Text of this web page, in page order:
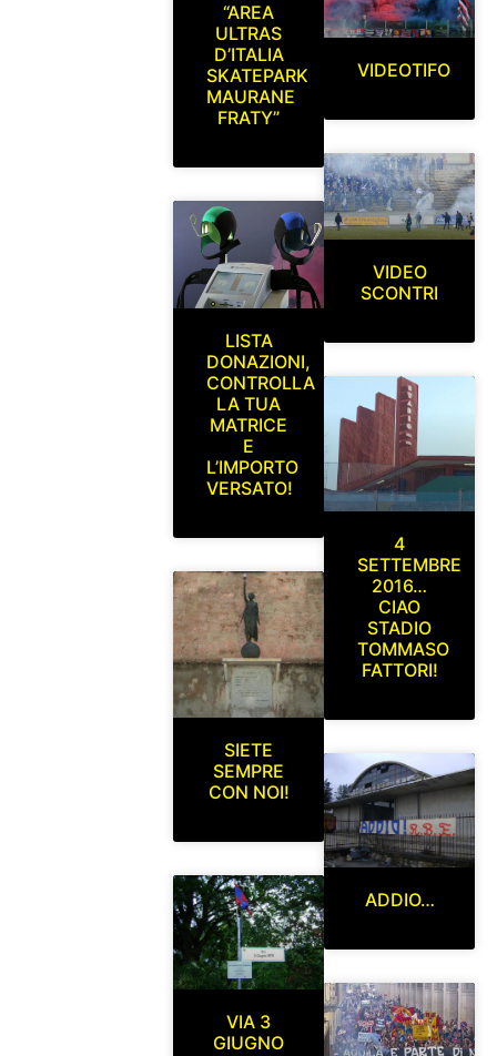
“AREA
ULTRAS
D’ITALIA
SKATEPARK
MAURANE
FRATY”
LISTA
DONAZIONI,
CONTROLLA
LA TUA
MATRICE
E
L’IMPORTO
VERSATO!
SIETE
SEMPRE
CON NOI!
VIA 3
GIUGNO
VIDEOTIFO
VIDEO
SCONTRI
4
SETTEMBRE
2016…
CIAO
STADIO
TOMMASO
FATTORI!
ADDIO…